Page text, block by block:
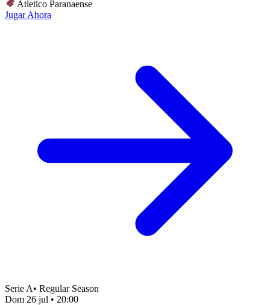
Atletico Paranaense
Jugar Ahora
Serie A• Regular Season
Dom 26 jul • 20:00